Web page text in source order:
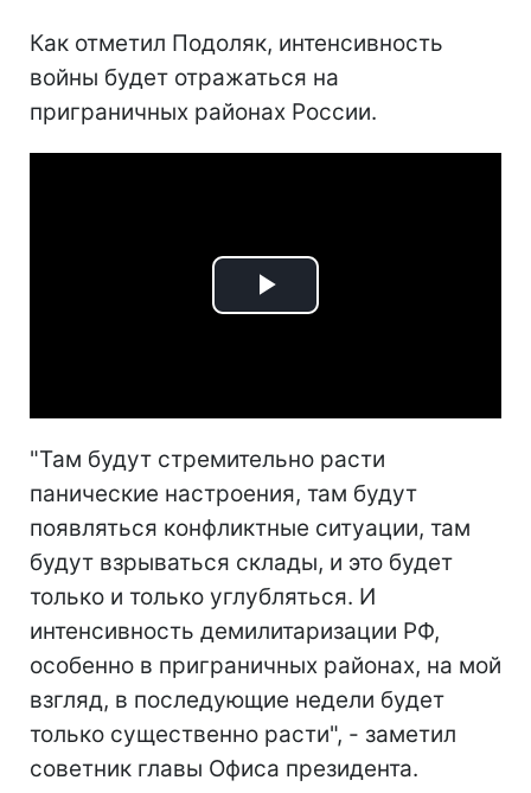
Как отметил Подоляк, интенсивность
войны будет отражаться на
приграничных районах России.
Play
"Там будут стремительно расти
панические настроения, там будут
появляться конфликтные ситуации, там
будут взрываться склады, и это будет
только и только углубляться. И
интенсивность демилитаризации РФ,
особенно в приграничных районах, на мой
взгляд, в последующие недели будет
только существенно расти", - заметил
советник главы Офиса президента.